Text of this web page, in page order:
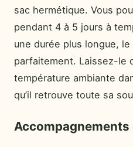
sac hermétique. Vous
pendant 4 à 5 jours à
une durée plus longue,
parfaitement. Laissez-le
température ambiante
qu’il retrouve toute sa